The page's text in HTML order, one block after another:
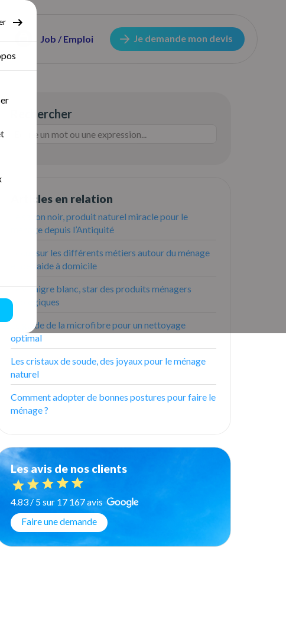
Job / Emploi Je demande mon devis
Rechercher
Articles en relation
Le savon noir, produit naturel miracle pour le
ménage depuis l’Antiquité
Focus sur les différents métiers autour du ménage
et de l'aide à domicile
Le vinaigre blanc, star des produits ménagers
écologiques
Le guide de la microfibre pour un nettoyage
optimal
Les cristaux de soude, des joyaux pour le ménage
naturel
Comment adopter de bonnes postures pour faire le
ménage ?
Les avis de nos clients
4.83 / 5 sur 17 167 avis
Faire une demande